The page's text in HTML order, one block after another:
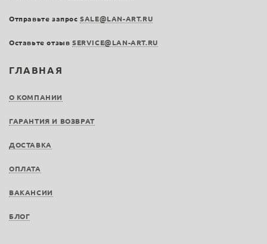
ГЛАВНАЯ
О КОМПАНИИ
ГАРАНТИЯ И ВОЗВРАТ
ДОСТАВКА
ОПЛАТА
ВАКАНСИИ
БЛОГ
Отправьте запросSALE@LAN-ART.RU
Оставьте отзыв SERVICE@LAN-ART.RU